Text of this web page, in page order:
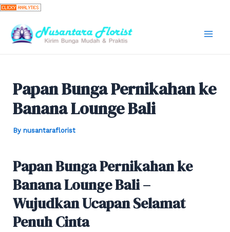
Skip
content
Papan Bunga Pernikahan ke
Banana Lounge Bali
By nusantaraflorist
Papan Bunga Pernikahan ke
Banana Lounge Bali –
Wujudkan Ucapan Selamat
Penuh Cinta